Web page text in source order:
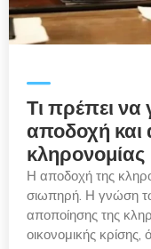
Τι πρέπει να
αποδοχή και
κληρονομίας
Η αποδοχή της
σιωπηρή. Η γνώση
αποποίησης της
οικονομικής